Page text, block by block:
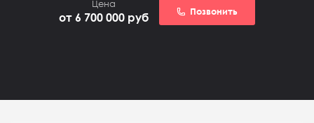
Цена
от 6 700 000 руб Позвонить